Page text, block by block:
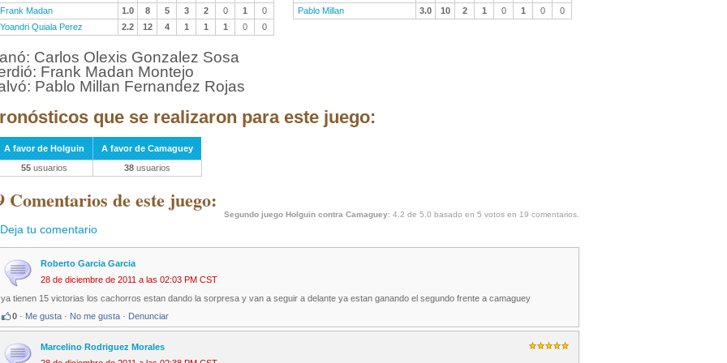
Frank Madan
1.0 8 5 3 2 0 1
0
Yoandri Quiala Perez
2.2 12 4 1 1 1 0 0
Pablo Millan
3.0 10 2 1 0 1 0 0
Carlos Olexis Gonzalez Sosa
Frank Madan Montejo
Pablo Millan Fernandez Rojas
que se realizaron para este juego:
A favor de Holguin
A favor de Camaguey
55 usuarios 38 usuarios
Comentarios de este juego:
Segundo juego Holguin contra Camaguey: 4.2 de 5.0 basado en 5 votos en 19 comentarios.
Deja tu comentario
Roberto Garcia Garcia
28 de diciembre de 2011 a las 02:03 PM CST
ya tienen 15 victorias los cachorros estan dando la sorpresa y van a seguir a delante ya estan ganando el segundo frente a camaguey
0 · Me gusta · No me gusta · Denunciar
Marcelino Rodriguez Morales